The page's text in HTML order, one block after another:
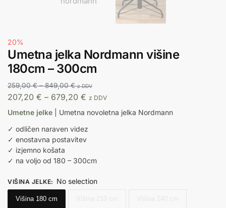
20%
Umetna jelka Nordmann višine
180cm – 300cm
259,00€ – 849,00€ z DDV
207,20 € – 679,20 € z DDV
Umetne jelke | Umetna novoletna jelka Nordmann
✓ odličen naraven videz
✓ enostavna postavitev
✓ izjemno košata
✓ na voljo od 180 – 300cm
VIŠINA JELKE: No selection
Višina 180 cm